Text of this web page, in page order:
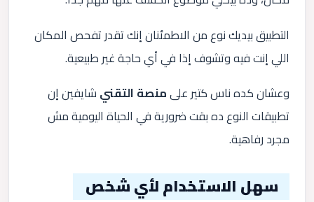
التطبيق بيديك نوع من الاطمئنان إنك تقدر تفحص المكان
اللي إنت فيه وتشوف إذا في أي حاجة غير طبيعية.
وعشان كده ناس كتير علىمنصة التقني شايفين إن
تطبيقات النوع ده بقت ضرورية في الحياة اليومية مش
مجرد رفاهية.
سهل الاستخدام لأي شخص